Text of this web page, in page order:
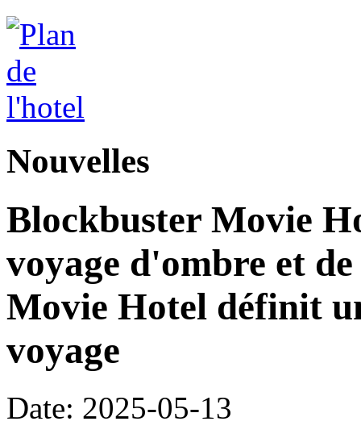
Nouvelles
Blockbuster Movie
voyage d'ombre et
Movie Hotel définit
voyage
Date: 2025-05-13